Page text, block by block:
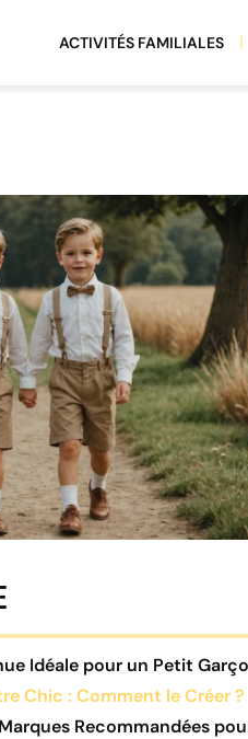
ACTIVITÉS FAMILIALES
Idéale pour un Petit
Chic : Comment le Créer ?
Recommandées